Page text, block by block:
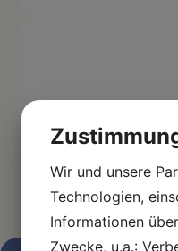
Wir und unsere
Technologien,
Informationen
Zwecke, u.a.: